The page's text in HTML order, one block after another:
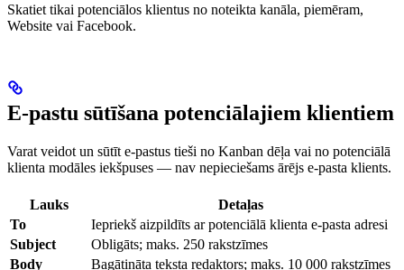
Skatiet tikai potenciālos klientus no noteikta kanāla, piemēram,
Website vai Facebook.
E-pastu sūtīšana potenciālajiem klientiem
Varat veidot un sūtīt e-pastus tieši no Kanban dēļa vai no potenciālā
klienta modāles iekšpuses — nav nepieciešams ārējs e-pasta klients.
Lauks
Detaļas
To
Iepriekš aizpildīts ar potenciālā klienta e-pasta adresi
Subject
Obligāts; maks. 250 rakstzīmes
Body
Bagātināta teksta redaktors; maks. 10 000 rakstzīmes